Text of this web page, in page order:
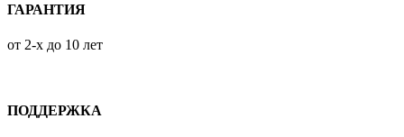
ГАРАНТИЯ
от 2-х до 10 лет
ПОДДЕРЖКА